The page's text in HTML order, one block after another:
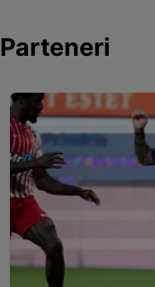
Parteneri